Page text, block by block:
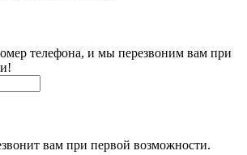
телефона, и мы перезвоним вам при
вам при первой возможности.